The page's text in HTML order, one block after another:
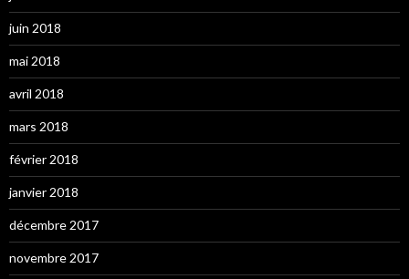
juin 2018
mai 2018
avril 2018
mars 2018
février 2018
janvier 2018
décembre 2017
novembre 2017